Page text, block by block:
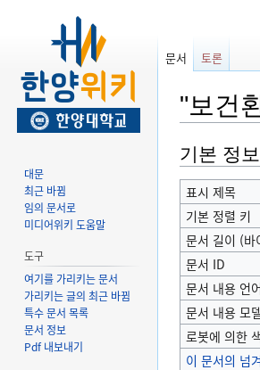
"보건
둘
러
보
기
로
가
기
검
색
하
러
가
기
기본 정보
표시 제목
기본 정렬 키
문서 길이 (바
문서 ID
문서 내용 언
문서 내용 모
로봇에 의한
이 문서의 넘
문서 토론
대문
최근 바뀜
임의 문서로
미디어위키 도움말
도구
여기를 가리키는 문서
가리키는 글의 최근 바뀜
특수 문서 목록
문서 정보
Pdf 내보내기